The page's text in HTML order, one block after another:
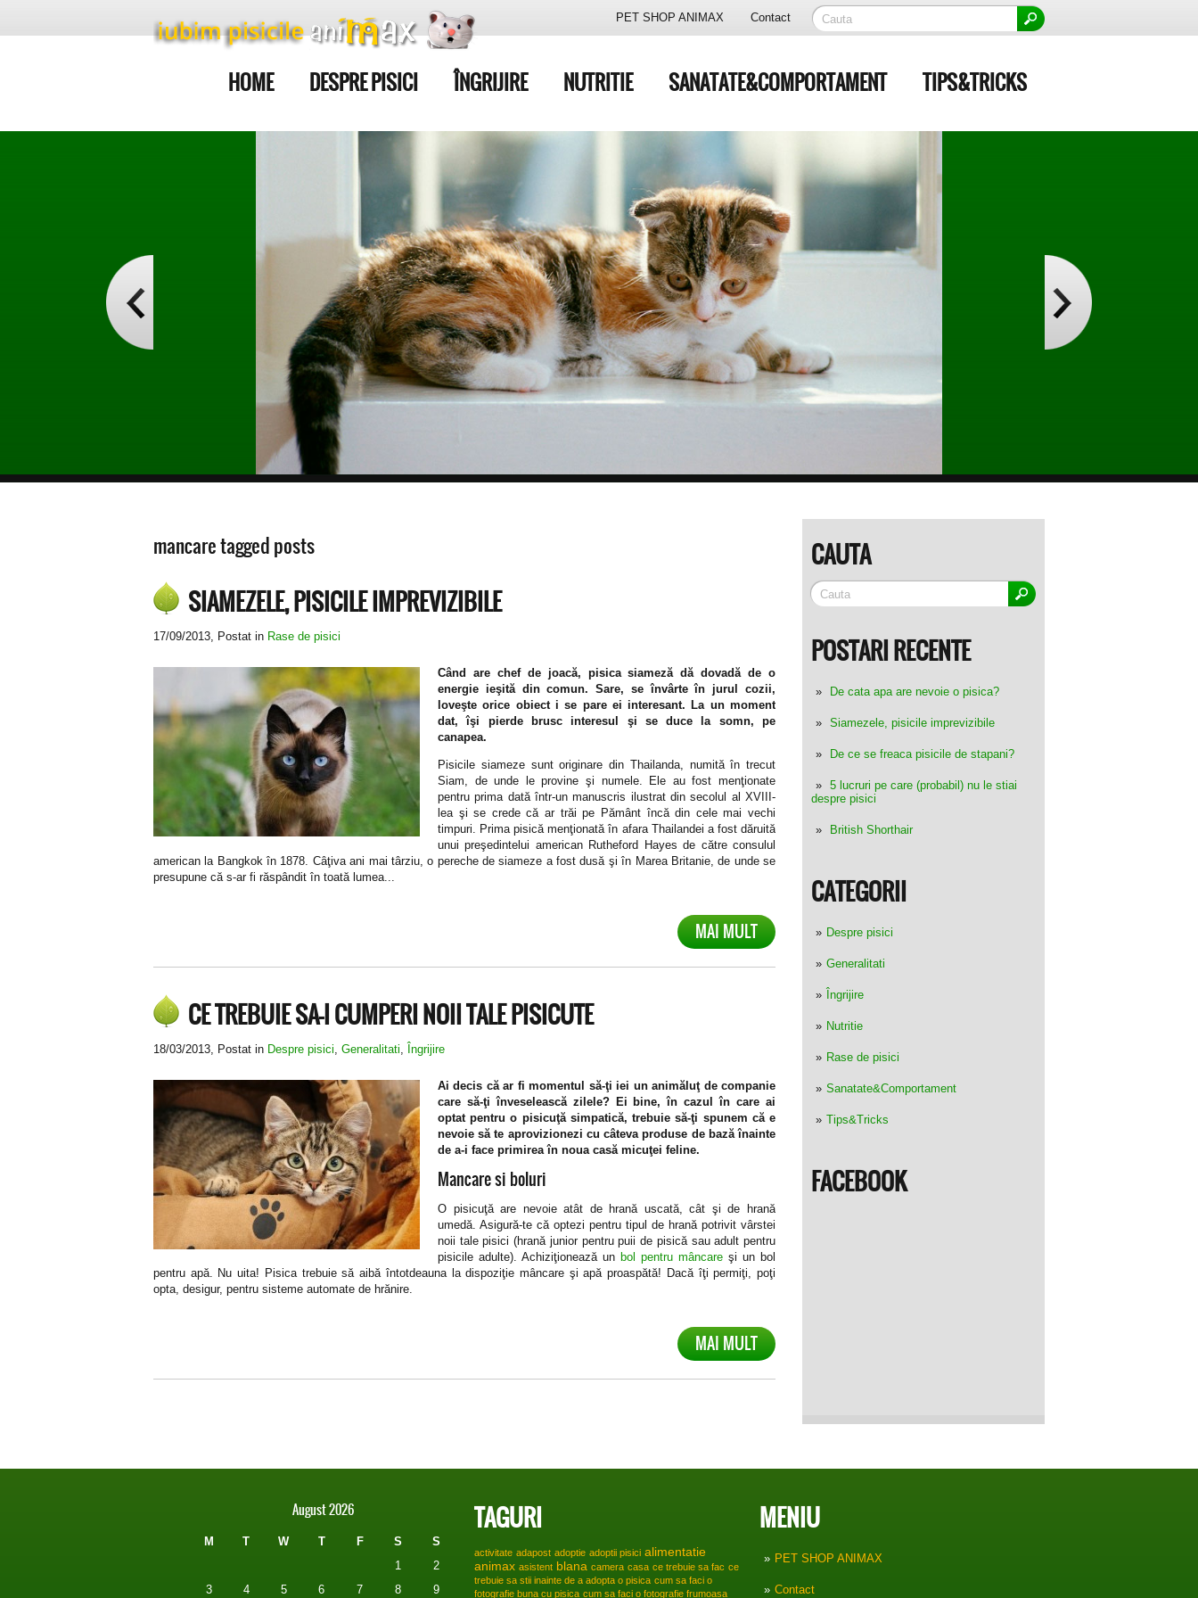
PET SHOP ANIMAX Contact
HOME DESPRE PISICI ÎNGRIJIRE NUTRITIE SANATATE&COMPORTAMENT TIPS&TRICKS
CAUTA
POSTARI RECENTE
De cata apa are nevoie o pisica?
Siamezele, pisicile imprevizibile
De ce se freaca pisicile de stapani?
5 lucruri pe care (probabil) nu le stiai
despre pisici
British Shorthair
CATEGORII
Despre pisici
Generalitati
Îngrijire
Nutritie
Rase de pisici
Sanatate&Comportament
Tips&Tricks
FACEBOOK
mancare tagged posts
SIAMEZELE, PISICILE IMPREVIZIBILE
17/09/2013, Postat in Rase de pisici
Când are chef de joacă, pisica siameză dă dovadă de o
energie ieşită din comun. Sare, se învârte în jurul cozii,
loveşte orice obiect i se pare ei interesant. La un moment
dat, îşi pierde brusc interesul şi se duce la somn, pe
canapea.
Pisicile siameze sunt originare din Thailanda, numită în trecut
Siam, de unde le provine şi numele. Ele au fost menţionate
pentru prima dată într-un manuscris ilustrat din secolul al XVIII-
lea şi se crede că ar trăi pe Pământ încă din cele mai vechi
timpuri. Prima pisică menţionată în afara Thailandei a fost dăruită
unui preşedintelui american Rutheford Hayes de către consulul
american la Bangkok în 1878. Câţiva ani mai târziu, o pereche de siameze a fost dusă şi în Marea Britanie, de unde se
presupune că s-ar fi răspândit în toată lumea...
MAI MULT
CE TREBUIE SA-I CUMPERI NOII TALE PISICUTE
18/03/2013, Postat in Despre pisici, Generalitati, Îngrijire
Ai decis că ar fi momentul să-ţi iei un animăluţ de companie
care să-ţi înveselească zilele? Ei bine, în cazul în care ai
optat pentru o pisicuţă simpatică, trebuie să-ţi spunem că e
nevoie să te aprovizionezi cu câteva produse de bază înainte
de a-i face primirea în noua casă micuţei feline.
Mancare si boluri
O pisicuţă are nevoie atât de hrană uscată, cât şi de hrană
umedă. Asigură-te că optezi pentru tipul de hrană potrivit vârstei
noii tale pisici (hrană junior pentru puii de pisică sau adult pentru
pisicile adulte). Achiziţionează un bol pentru mâncare şi un bol
pentru apă. Nu uita! Pisica trebuie să aibă întotdeauna la dispoziţie mâncare şi apă proaspătă! Dacă îţi permiţi, poţi
opta, desigur, pentru sisteme automate de hrănire.
MAI MULT
August 2026
M T W T F S
S
1
2
3
4 5 6 7 8 9
TAGURI
activitate adapost adoptie adoptii pisici alimentatie
animax asistent blana camera casa ce trebuie sa fac ce
trebuie sa stii inainte de a adopta o pisica cum sa faci o
fotografie buna cu pisica cum sa faci o fotografie frumoasa
MENIU
PET SHOP ANIMAX
Contact